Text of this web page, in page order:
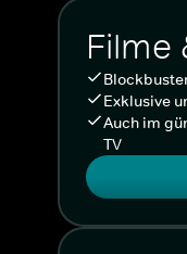
Filme
Exklusive
Auch im
TV